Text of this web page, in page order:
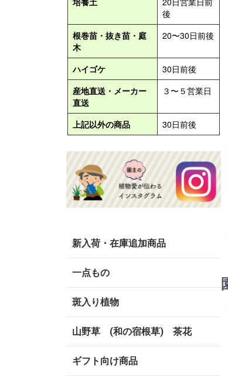
新入荷・在庫追加商品
一点もの
斑入り植物
山野草 (和の宿根草) 茶花
ギフト向け商品